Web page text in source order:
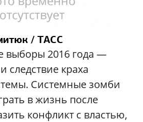
/ ТАСС
выборы 2016 года —
следствие краха
Системные зомби
в жизнь после
конфликт с властью,